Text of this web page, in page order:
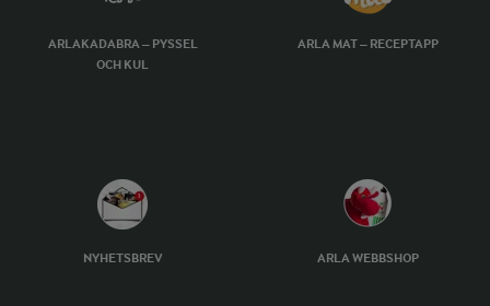
ARLAKADABRA – PYSSEL
OCH KUL
ARLA MAT – RECEPTAPP
NYHETSBREV ARLA WEBBSHOP